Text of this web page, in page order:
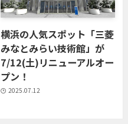
横浜の人気スポット「三菱
みなとみらい技術館」が
7/12(土)リニューアルオー
プン！
2025.07.12